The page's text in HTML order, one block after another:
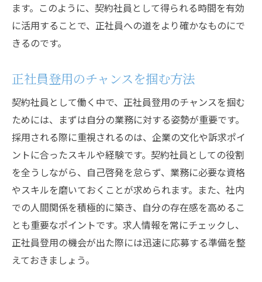
ます。このように、契約社員として得られる時間を有効
に活用することで、正社員への道をより確かなものにで
きるのです。
正社員登用のチャンスを掴む方法
契約社員として働く中で、正社員登用のチャンスを掴む
ためには、まずは自分の業務に対する姿勢が重要です。
採用される際に重視されるのは、企業の文化や訴求ポイ
ントに合ったスキルや経験です。契約社員としての役割
を全うしながら、自己啓発を怠らず、業務に必要な資格
やスキルを磨いておくことが求められます。また、社内
での人間関係を積極的に築き、自分の存在感を高めるこ
とも重要なポイントです。求人情報を常にチェックし、
正社員登用の機会が出た際には迅速に応募する準備を整
えておきましょう。